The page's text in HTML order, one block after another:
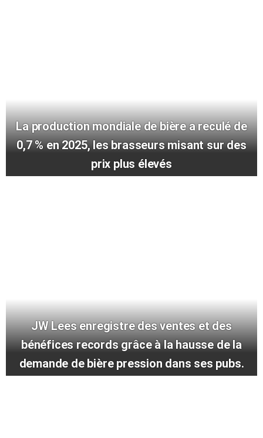
La production mondiale de bière a reculé de
0,7 % en 2025, les brasseurs misant sur des
prix plus élevés
JW Lees enregistre des ventes et des
bénéfices records grâce à la hausse de la
demande de bière pression dans ses pubs.